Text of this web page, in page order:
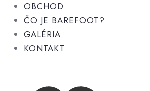
OBCHOD
ČO JE BAREFOOT?
GALÉRIA
KONTAKT